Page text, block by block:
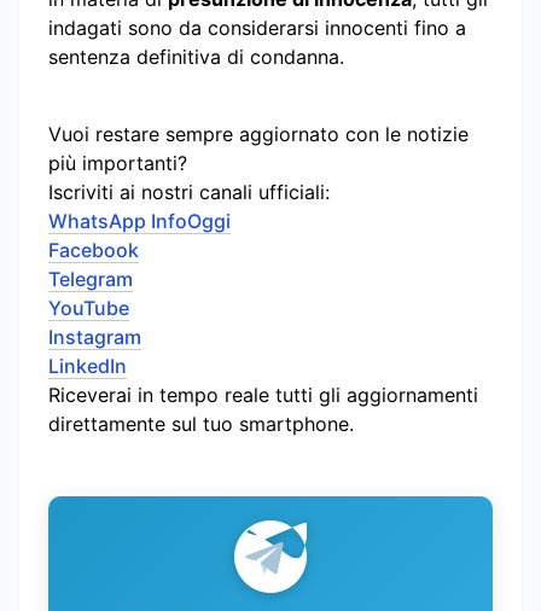
indagati sono da considerarsi innocenti fino a
sentenza definitiva di condanna.
Vuoi restare sempre aggiornato con le notizie
più importanti?
Iscriviti ai nostri canali ufficiali:
WhatsApp InfoOggi
Facebook
Telegram
YouTube
Instagram
LinkedIn
Riceverai in tempo reale tutti gli aggiornamenti
direttamente sul tuo smartphone.